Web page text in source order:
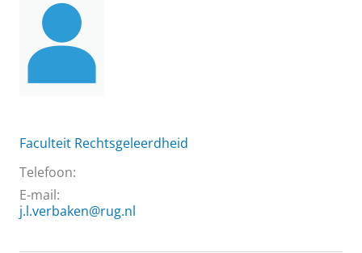
Faculteit Rechtsgeleerdheid
Telefoon:
E-mail:
j.l.verbaken@rug.nl